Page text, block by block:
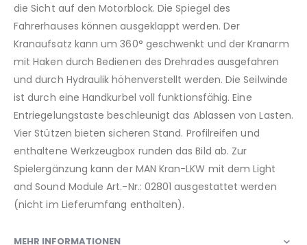
die Sicht auf den Motorblock. Die Spiegel des
Fahrerhauses können ausgeklappt werden. Der
Kranaufsatz kann um 360° geschwenkt und der Kranarm
mit Haken durch Bedienen des Drehrades ausgefahren
und durch Hydraulik höhenverstellt werden. Die Seilwinde
ist durch eine Handkurbel voll funktionsfähig. Eine
Entriegelungstaste beschleunigt das Ablassen von Lasten.
Vier Stützen bieten sicheren Stand. Profilreifen und
enthaltene Werkzeugbox runden das Bild ab. Zur
Spielergänzung kann der MAN Kran-LKW mit dem Light
and Sound Module Art.-Nr.: 02801 ausgestattet werden
(nicht im Lieferumfang enthalten).
MEHR INFORMATIONEN